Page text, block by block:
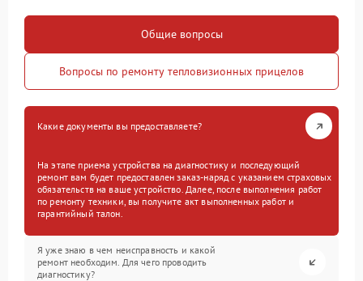
Общие вопросы
Вопросы по ремонту тепловизионных прицелов
Какие документы вы предоставляете?
На этапе приема устройства на диагностику и последующий
ремонт вам будет предоставлен заказ-наряд с указанием страховых
обязательств на ваше устройство. Далее, после выполнения работ
по ремонту техники, вы получите акт выполненных работ и
гарантийный талон.
Я уже знаю в чем неисправность и какой
ремонт необходим. Для чего проводить
диагностику?